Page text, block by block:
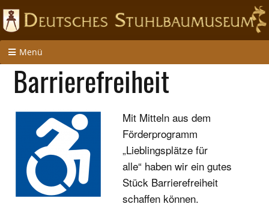
Menü
Barrierefreiheit
Mit Mitteln aus dem
Förderprogramm
„Lieblingsplätze für
alle“ haben wir ein gutes
Stück Barrierefreiheit
schaffen können.